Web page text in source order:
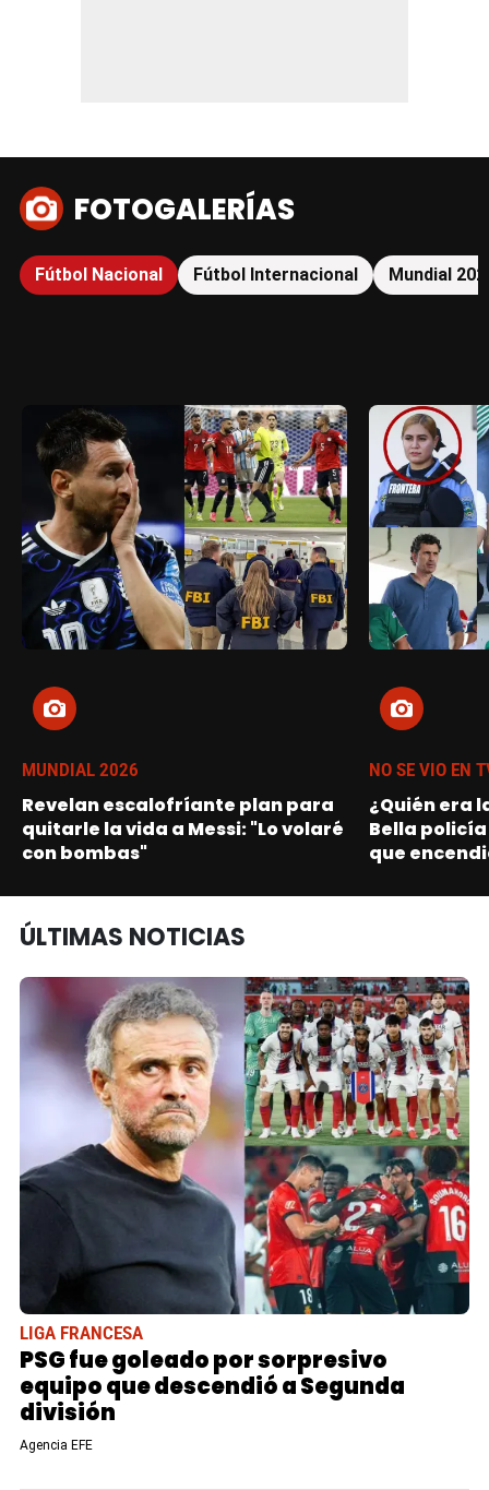
FOTOGALERÍAS
Fútbol Nacional Fútbol Internacional Mundial
MUNDIAL 2026
Revelan escalofríante plan para
quitarle la vida a Messi: "Lo volaré
con bombas"
NO SE VIO EN
¿Quién era
Bella policía
que
ÚLTIMAS NOTICIAS
LIGA FRANCESA
PSG fue goleado por sorpresivo
equipo que descendió a Segunda
división
Agencia EFE